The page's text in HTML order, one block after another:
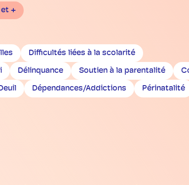
et +
Difficultés liées à la scolarité
Délinquance Soutien à la parentalité
Dépendances/Addictions Périnatalité